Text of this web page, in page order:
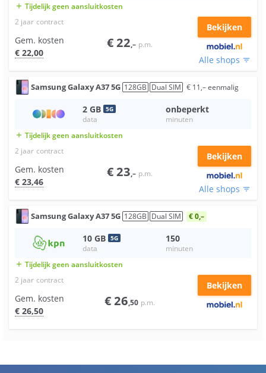
2 jaar contract
€22,– p.m.
Gem. kosten
€ 22,00
Bekijken
Alle shops filter_list
add Tijdelijk geen aansluitkosten
SamsungGalaxy A37 5G 128GB Dual SIM € 11,–eenmalig
2 GB 5G
data
onbeperkt
minuten
2 jaar contract
€23,– p.m.
Gem. kosten
€ 23,46
Bekijken
Alle shops filter_list
add Tijdelijk geen aansluitkosten
SamsungGalaxy A37 5G 128GB Dual SIM € 0,–
10 GB 5G
data
150
minuten
2 jaar contract
€26,50 p.m.
Gem. kosten
€ 26,50
Bekijken
add Tijdelijk geen aansluitkosten